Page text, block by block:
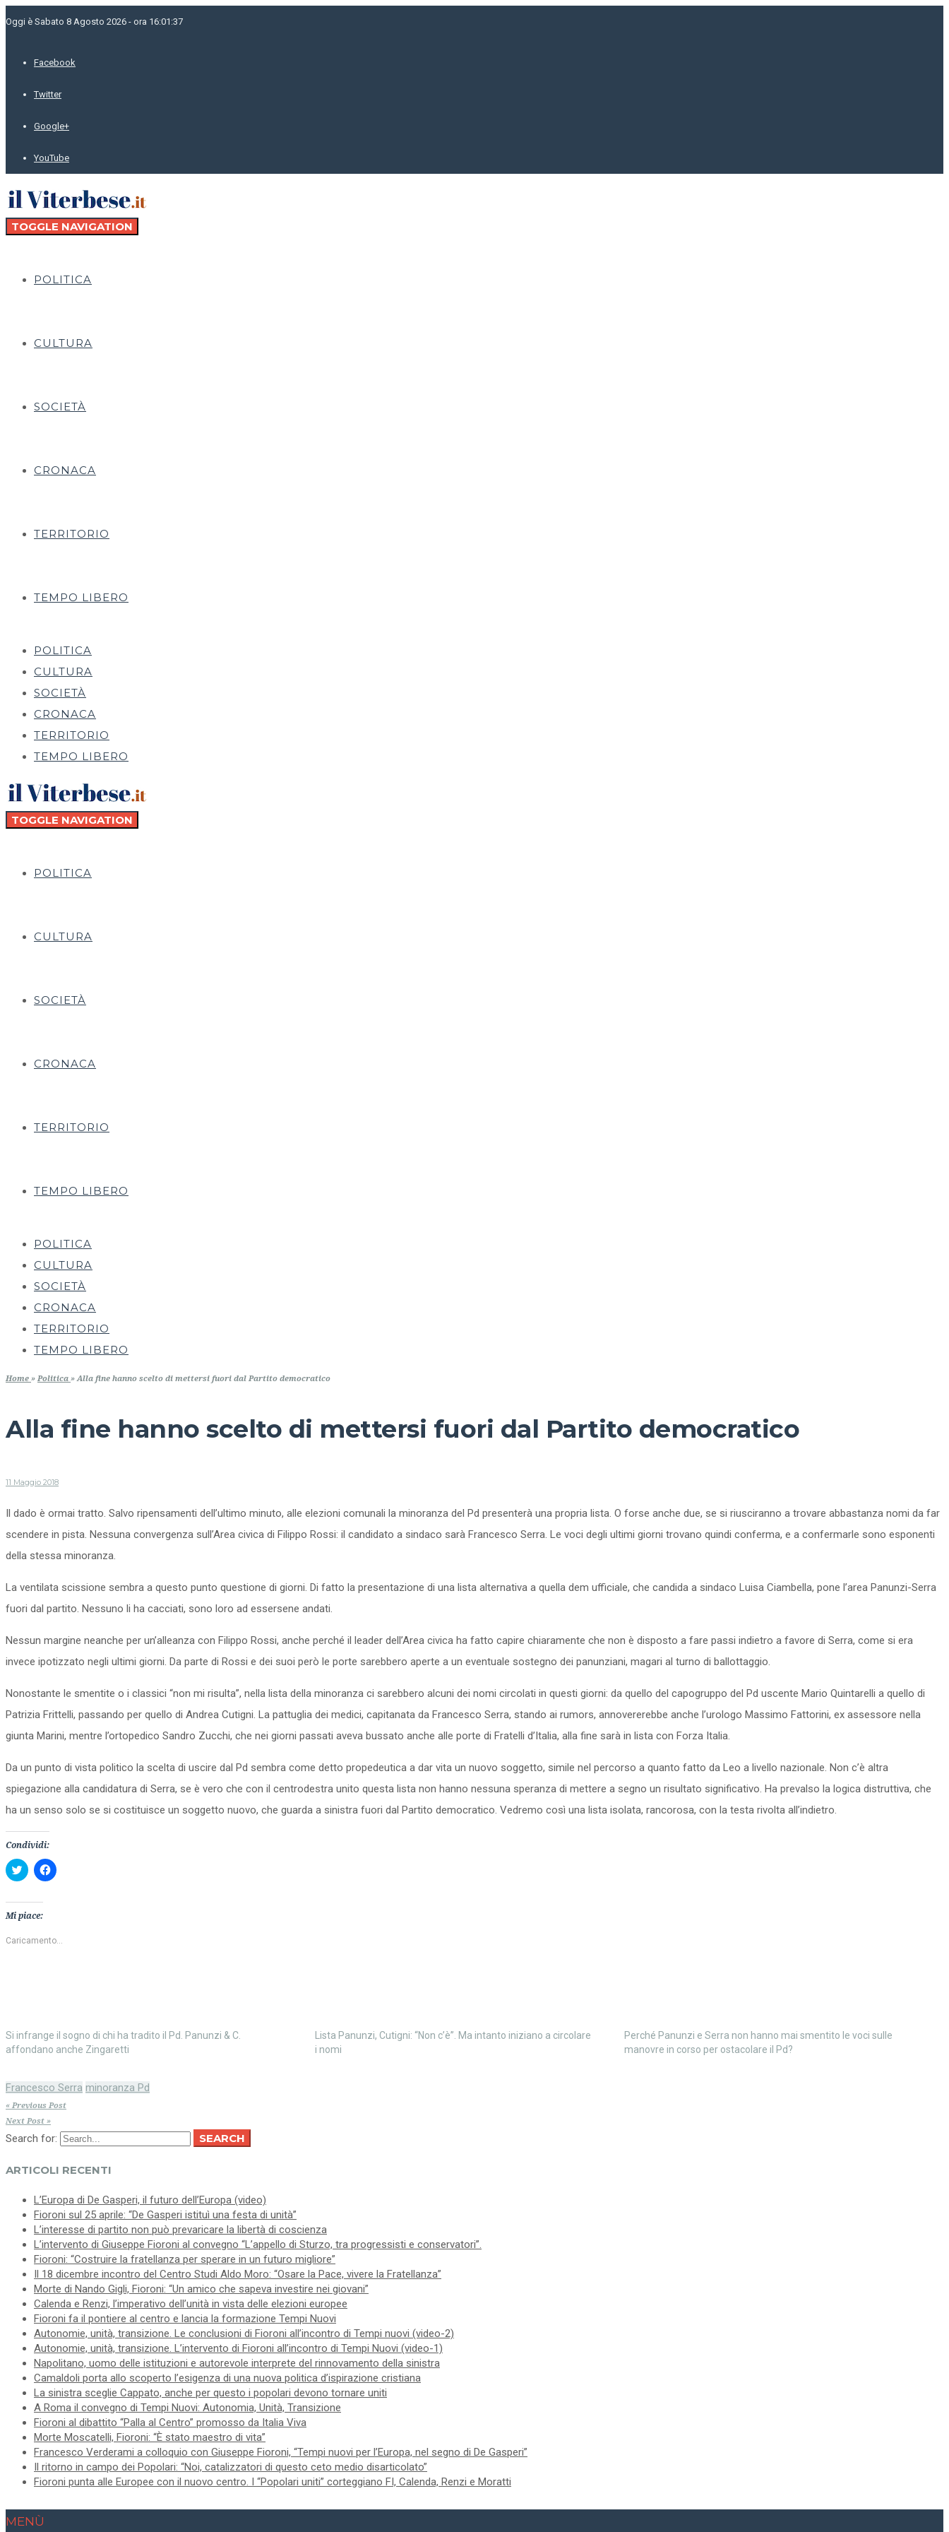
Oggi è Sabato 8 Agosto 2026 - ora 16:01:37
Facebook
Twitter
Google+
YouTube
TOGGLE NAVIGATION
POLITICA
CULTURA
SOCIETÀ
CRONACA
TERRITORIO
TEMPO LIBERO
POLITICA
CULTURA
SOCIETÀ
CRONACA
TERRITORIO
TEMPO LIBERO
TOGGLE NAVIGATION
POLITICA
CULTURA
SOCIETÀ
CRONACA
TERRITORIO
TEMPO LIBERO
POLITICA
CULTURA
SOCIETÀ
CRONACA
TERRITORIO
TEMPO LIBERO
Home » Politica » Alla fine hanno scelto di mettersi fuori dal Partito democratico
Alla fine hanno scelto di mettersi fuori dal Partito democratico
11 Maggio 2018
Il dado è ormai tratto. Salvo ripensamenti dell’ultimo minuto, alle elezioni comunali la minoranza del Pd presenterà una propria lista. O forse anche due, se si riusciranno a trovare abbastanza nomi da far
scendere in pista. Nessuna convergenza sull’Area civica di Filippo Rossi: il candidato a sindaco sarà Francesco Serra. Le voci degli ultimi giorni trovano quindi conferma, e a confermarle sono esponenti
della stessa minoranza.
La ventilata scissione sembra a questo punto questione di giorni. Di fatto la presentazione di una lista alternativa a quella dem ufficiale, che candida a sindaco Luisa Ciambella, pone l’area Panunzi-Serra
fuori dal partito. Nessuno li ha cacciati, sono loro ad essersene andati.
Nessun margine neanche per un’alleanza con Filippo Rossi, anche perché il leader dell’Area civica ha fatto capire chiaramente che non è disposto a fare passi indietro a favore di Serra, come si era
invece ipotizzato negli ultimi giorni. Da parte di Rossi e dei suoi però le porte sarebbero aperte a un eventuale sostegno dei panunziani, magari al turno di ballottaggio.
Nonostante le smentite o i classici “non mi risulta”, nella lista della minoranza ci sarebbero alcuni dei nomi circolati in questi giorni: da quello del capogruppo del Pd uscente Mario Quintarelli a quello di
Patrizia Frittelli, passando per quello di Andrea Cutigni. La pattuglia dei medici, capitanata da Francesco Serra, stando ai rumors, annovererebbe anche l’urologo Massimo Fattorini, ex assessore nella
giunta Marini, mentre l’ortopedico Sandro Zucchi, che nei giorni passati aveva bussato anche alle porte di Fratelli d’Italia, alla fine sarà in lista con Forza Italia.
Da un punto di vista politico la scelta di uscire dal Pd sembra come detto propedeutica a dar vita un nuovo soggetto, simile nel percorso a quanto fatto da Leo a livello nazionale. Non c’è altra
spiegazione alla candidatura di Serra, se è vero che con il centrodestra unito questa lista non hanno nessuna speranza di mettere a segno un risultato significativo. Ha prevalso la logica distruttiva, che
ha un senso solo se si costituisce un soggetto nuovo, che guarda a sinistra fuori dal Partito democratico. Vedremo così una lista isolata, rancorosa, con la testa rivolta all’indietro.
Condividi:
Fai
clic
condividere
su
Twitter
apre
Fai
clic
in
Mi piace:
Caricamento...
Si infrange il sogno di chi ha tradito il Pd. Panunzi & C.
affondano anche Zingaretti
Lista Panunzi, Cutigni: “Non c’è”. Ma intanto iniziano a circolare
i nomi
Perché Panunzi e Serra non hanno mai smentito le voci sulle
manovre in corso per ostacolare il Pd?
Francesco Serra minoranza Pd
« Previous Post
Next Post »
Search for: SEARCH
ARTICOLI RECENTI
L’Europa di De Gasperi, il futuro dell’Europa (video)
Fioroni sul 25 aprile: “De Gasperi istituì una festa di unità”
L’interesse di partito non può prevaricare la libertà di coscienza
L’intervento di Giuseppe Fioroni al convegno “L’appello di Sturzo, tra progressisti e conservatori”.
Fioroni: “Costruire la fratellanza per sperare in un futuro migliore”
Il 18 dicembre incontro del Centro Studi Aldo Moro: “Osare la Pace, vivere la Fratellanza”
Morte di Nando Gigli, Fioroni: “Un amico che sapeva investire nei giovani”
Calenda e Renzi, l’imperativo dell’unità in vista delle elezioni europee
Fioroni fa il pontiere al centro e lancia la formazione Tempi Nuovi
Autonomie, unità, transizione. Le conclusioni di Fioroni all’incontro di Tempi nuovi (video-2)
Autonomie, unità, transizione. L’intervento di Fioroni all’incontro di Tempi Nuovi (video-1)
Napolitano, uomo delle istituzioni e autorevole interprete del rinnovamento della sinistra
Camaldoli porta allo scoperto l’esigenza di una nuova politica d’ispirazione cristiana
La sinistra sceglie Cappato, anche per questo i popolari devono tornare uniti
A Roma il convegno di Tempi Nuovi: Autonomia, Unità, Transizione
Fioroni al dibattito “Palla al Centro” promosso da Italia Viva
Morte Moscatelli, Fioroni: “È stato maestro di vita”
Francesco Verderami a colloquio con Giuseppe Fioroni, “Tempi nuovi per l’Europa, nel segno di De Gasperi”
Il ritorno in campo dei Popolari: “Noi, catalizzatori di questo ceto medio disarticolato”
Fioroni punta alle Europee con il nuovo centro. I “Popolari uniti” corteggiano FI, Calenda, Renzi e Moratti
MENÙ